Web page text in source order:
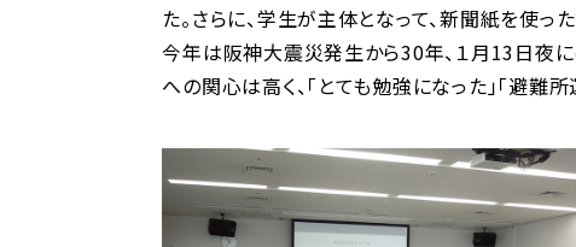
た。さらに、学生が主体となって、新聞紙を使
今年は阪神大震災発生から30年、１月13日夜
への関心は高く、「とても勉強になった」「避